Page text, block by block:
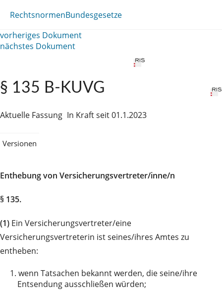
RechtsnormenBundesgesetze
vorheriges Dokument
nächstes Dokument
§ 135 B-KUVG
Aktuelle Fassung In Kraft seit 01.1.2023
Versionen
Enthebung von Versicherungsvertreter/inne/n
§ 135.
(1) Ein Versicherungsvertreter/eine
Versicherungsvertreterin ist seines/ihres Amtes zu
entheben:
1. wenn Tatsachen bekannt werden, die seine/ihre
Entsendung ausschließen würden;